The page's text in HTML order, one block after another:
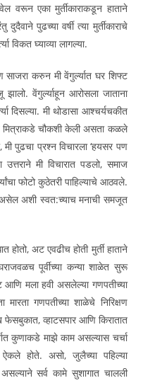
वरून एका मुर्तीकाराकडून हाताने
पुढच्या वर्षी त्या मुर्तीकाराचे
विकत घ्याव्या लागल्या.
करुन मी वेंगुर्ल्यात घर शिफ्ट
वेंगुर्ल्याहून आरोसला जाताना
दिसल्या. मी थोडासा आश्‍चर्यचकीत
मित्राकडे चौकशी केली असता कळले
पुढचा प्रश्‍न विचारला ‘हयसर पण
मी विचारात पडलो, समाज
फोटो कुठेतरी पाहिल्याचे आठवले.
असेल अशी स्वत:च्याच मनाची समजूत
होतो, अट एवढीच होती मुर्ती हाताने
पूर्वीच्या कन्या शाळेत सुरू
आणि मला हवी असलेल्या गणपतीच्या
मारता गणपतीच्या शाळेचे निरिक्षण
व्हाटसपार आणि किरातात
कुणाकडे माझे काम असल्यास चर्चा
होते. असो, जुलैच्या पहिल्या
सर्व कामे सुशागात चालली